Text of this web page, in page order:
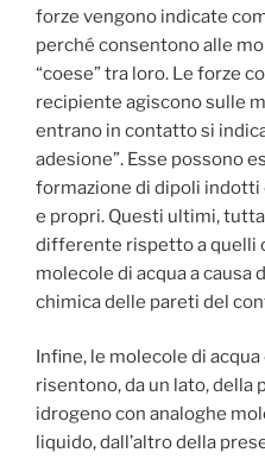
forze vengono indicate
perché consentono alle
“coese” tra loro. Le forze
recipiente agiscono sulle
entrano in contatto si
adesione”. Esse possono
formazione di dipoli indotti
e propri. Questi ultimi,
differente rispetto a quelli
molecole di acqua a
chimica delle pareti del
Infine, le molecole di
risentono, da un lato, della
idrogeno con analoghe
liquido, dall’altro della